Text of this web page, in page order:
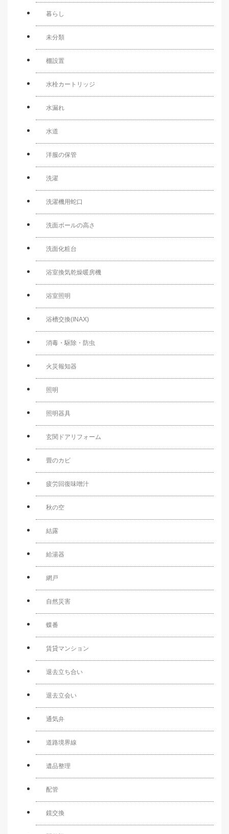
暮らし
未分類
棚設置
水栓カートリッジ
水漏れ
水道
洋服の保管
洗濯
洗濯機用蛇口
洗面ボールの高さ
洗面化粧台
浴室換気乾燥暖房機
浴室照明
浴槽交換(INAX)
消毒・駆除・防虫
火災報知器
照明
照明器具
玄関ドアリフォーム
畳のカビ
疲労回復味噌汁
秋の空
結露
給湯器
網戸
自然災害
蝶番
賃貸マンション
退去立ち合い
退去立会い
通気弁
道路境界線
遺品整理
配管
鏡交換